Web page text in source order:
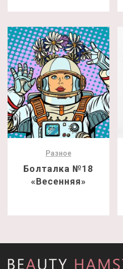
Разное
Болталка №18
«Весенняя»